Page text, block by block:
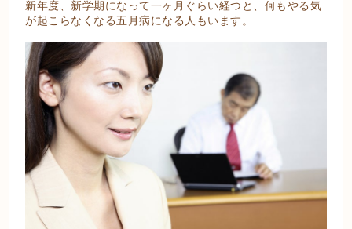
新年度、新学期になって一ヶ月ぐらい経つと、何もやる気
が起こらなくなる五月病になる人もいます。